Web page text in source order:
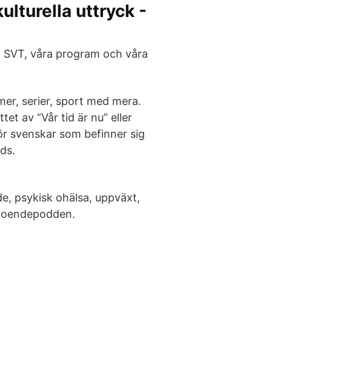
uttryck -
våra program och våra
serier, sport med mera.
av ”Vår tid är nu” eller
svenskar som befinner sig
psykisk ohälsa, uppväxt,